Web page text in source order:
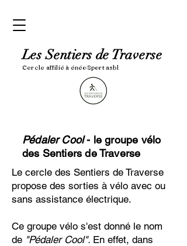
Les Sentiers de Traverse
Cercle affilié à énéoSport asbl
Pédaler Cool- le groupe vélo
des Sentiers de Traverse
Le cercle des Sentiers de Traverse
propose des sorties à vélo avec ou
sans assistance électrique.
Ce groupe vélo s'est donné le nom
de "Pédaler Cool". En effet, dans